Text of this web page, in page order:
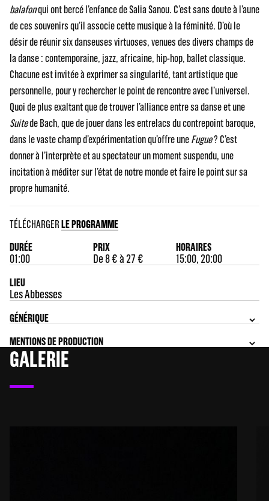
balafonqui ont bercé l’enfance de Salia Sanou. C’est sans doute à l’aune
de ces souvenirs qu’il associe cette musique à la féminité. D’où le
désir de réunir six danseuses virtuoses, venues des divers champs de
la danse : contemporaine, jazz, africaine, hip-hop, ballet classique.
Chacune est invitée à exprimer sa singularité, tant artistique que
personnelle, pour y rechercher le point de rencontre avec l’universel.
Quoi de plus exaltant que de trouver l’alliance entre sa danse et une
Suitede Bach, que de jouer dans les entrelacs du contrepoint baroque,
dans le vaste champ d’expérimentation qu’offre uneFugue? C’est
donner à l’interprète et au spectateur un moment suspendu, une
incitation à méditer sur l’état de notre monde et faire le point sur sa
propre humanité.
TÉLÉCHARGERLE PROGRAMME
DURÉE
01:00
PRIX
De 8 € à 27 €
HORAIRES
15:00, 20:00
LIEU
Les Abbesses
GÉNÉRIQUE
MENTIONS DE PRODUCTION
GALERIE